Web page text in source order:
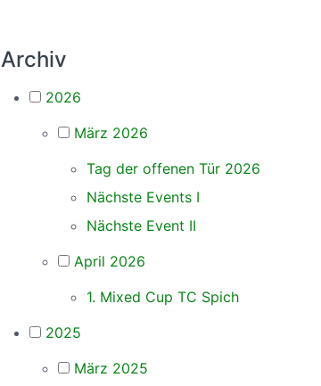
Archiv
2026
März 2026
Tag der offenen Tür 2026
Nächste Events I
Nächste Event II
April 2026
1. Mixed Cup TC Spich
2025
März 2025